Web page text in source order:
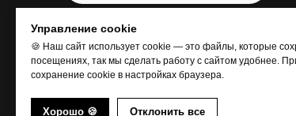
Управление cookie
🍪 Наш сайт использует cookie — это файлы, которые
посещениях, так мы сделать работу с сайтом удобнее.
сохранение cookie в настройках браузера.
Хорошо 🍪 Отклонить все
Написать в чатили на почту
По вопросам сотрудничества и рекламы